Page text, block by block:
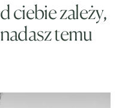
ciebie zależy,
temu